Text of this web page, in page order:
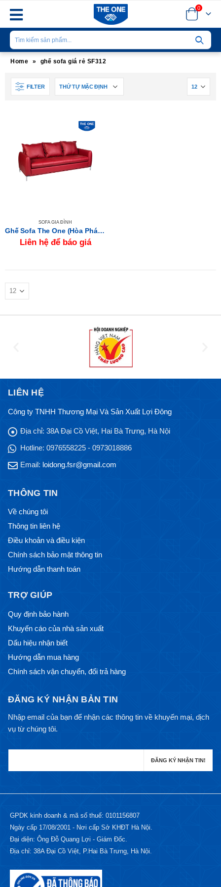
0
Home » ghế sofa giá rẻ SF312
FILTER
SOFA GIA ĐÌNH
Ghế Sofa The One (Hòa Phát) SF312
Liên hệ để báo giá
LIÊN HỆ
Công ty TNHH Thương Mại Và Sản Xuất Lợi Đông
Địa chỉ: 38A Đại Cồ Việt, Hai Bà Trưng, Hà Nội
Hotline: 0976558225 - 0973018886
Email: loidong.fsr@gmail.com
THÔNG TIN
Về chúng tôi
Thông tin liên hệ
Điều khoản và điều kiện
Chính sách bảo mật thông tin
Hướng dẫn thanh toán
TRỢ GIÚP
Quy định bảo hành
Khuyến cáo của nhà sản xuất
Dấu hiệu nhận biết
Hướng dẫn mua hàng
Chính sách vận chuyển, đổi trả hàng
ĐĂNG KÝ NHẬN BẢN TIN
Nhập email của bạn để nhận các thông tin về khuyến mại, dịch
vụ từ chúng tôi.
GPDK kinh doanh & mã số thuế: 0101156807
Ngày cấp 17/08/2001 - Nơi cấp Sở KHĐT Hà Nội.
Đại diện: Ông Đỗ Quang Lợi - Giám Đốc.
Địa chỉ: 38A Đại Cồ Việt, P.Hai Bà Trưng, Hà Nội.